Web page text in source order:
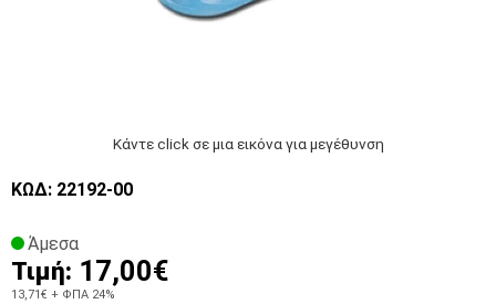
Κάντε click σε μια εικόνα για μεγέθυνση
ΚΩΔ: 22192-00
Άμεσα
Τιμή: 17,00€
13,71€ + ΦΠΑ 24%